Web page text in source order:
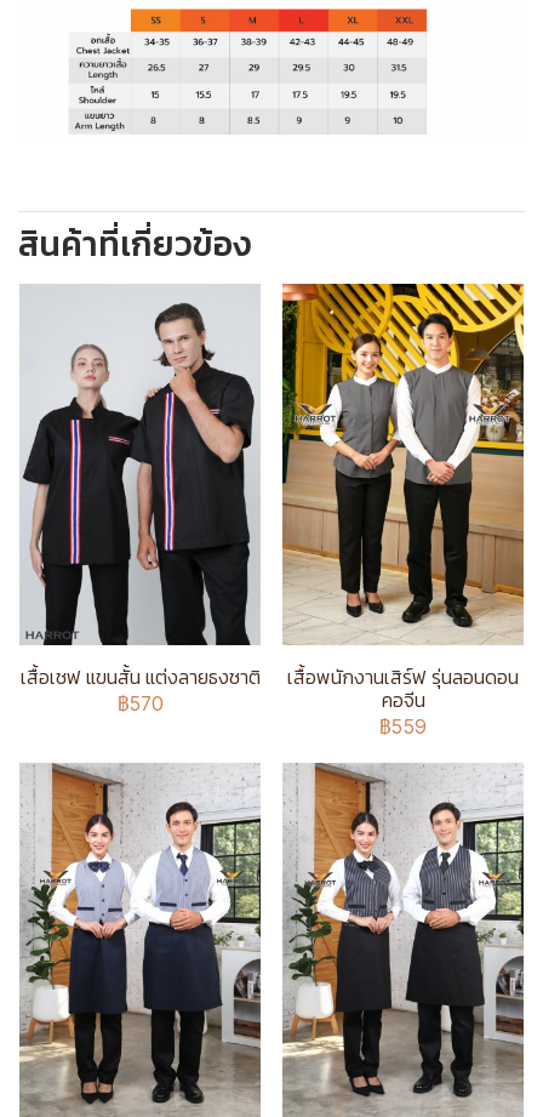
สินค้าที่เกี่ยวข้อง
เสื้อเชฟ แขนสั้น แต่งลายธงชาติ
฿570
เสื้อพนักงานเสิร์ฟ รุ่นลอนดอน
คอจีน
฿559